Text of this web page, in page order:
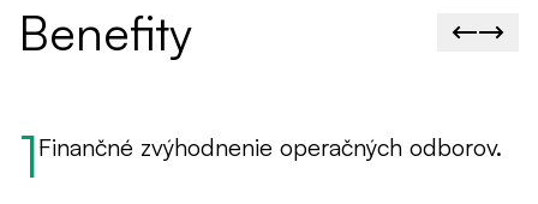
Benefity
1Finančné zvýhodnenie operačných odborov.